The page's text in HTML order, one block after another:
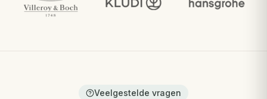
Veelgestelde vragen